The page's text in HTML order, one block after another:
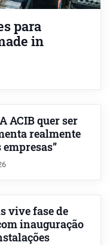
para
in
ACIB quer ser
realmente
vive fase de
inauguração